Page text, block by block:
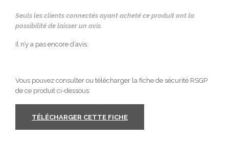
Seuls les clients connectés ayant acheté ce produit ont la
possibilité de laisser un avis.
Il n’y a pas encore d’avis.
Vous pouvez consulter ou télécharger la fiche de sécurité RSGP
de ce produit ci-dessous:
TÉLÉCHARGER CETTE FICHE